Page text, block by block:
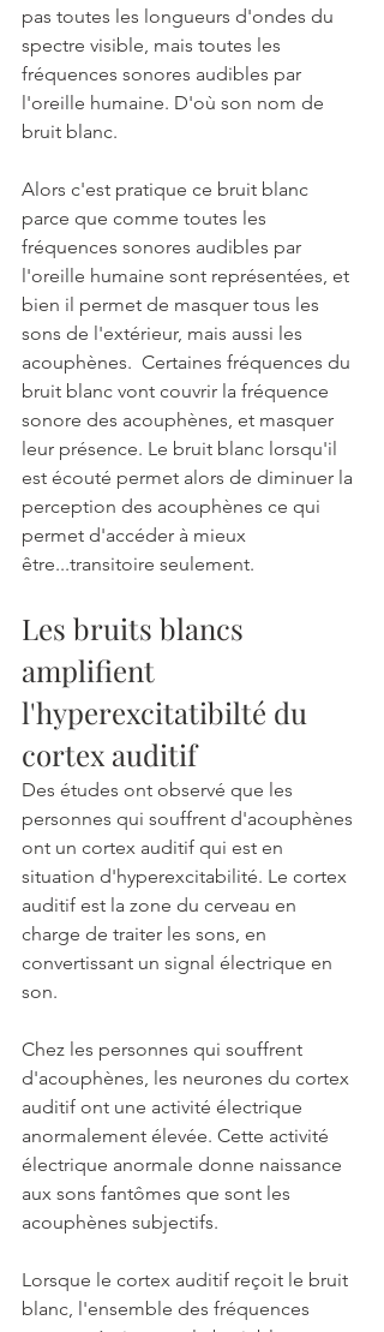
pas toutes les longueurs d'ondes du
spectre visible, mais toutes les
fréquences sonores audibles par
l'oreille humaine. D'où son nom de
bruit blanc.
Alors c'est pratique ce bruit blanc
parce que comme toutes les
fréquences sonores audibles par
l'oreille humaine sont représentées, et
bien il permet de masquer tous les
sons de l'extérieur, mais aussi les
acouphènes.  Certaines fréquences du
bruit blanc vont couvrir la fréquence
sonore des acouphènes, et masquer
leur présence. Le bruit blanc lorsqu'il
est écouté permet alors de diminuer la
perception des acouphènes ce qui
permet d'accéder à mieux
être...transitoire seulement.
Les bruits blancs
amplifient
l'hyperexcitatibilté du
cortex auditif
Des études ont observé que les
personnes qui souffrent d'acouphènes
ont un cortex auditif qui est en
situation d'hyperexcitabilité. Le cortex
auditif est la zone du cerveau en
charge de traiter les sons, en
convertissant un signal électrique en
son.
Chez les personnes qui souffrent
d'acouphènes, les neurones du cortex
auditif ont une activité électrique
anormalement élevée. Cette activité
électrique anormale donne naissance
aux sons fantômes que sont les
acouphènes subjectifs.
Lorsque le cortex auditif reçoit le bruit
blanc, l'ensemble des fréquences